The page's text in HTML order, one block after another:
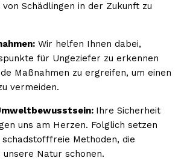
Schädlingen in der Zukunft zu
Wir helfen Ihnen dabei,
für Ungeziefer zu erkennen
Maßnahmen zu ergreifen, um einen
vermeiden.
Ihre Sicherheit
uns am Herzen. Folglich setzen
Methoden, die
Natur schonen.